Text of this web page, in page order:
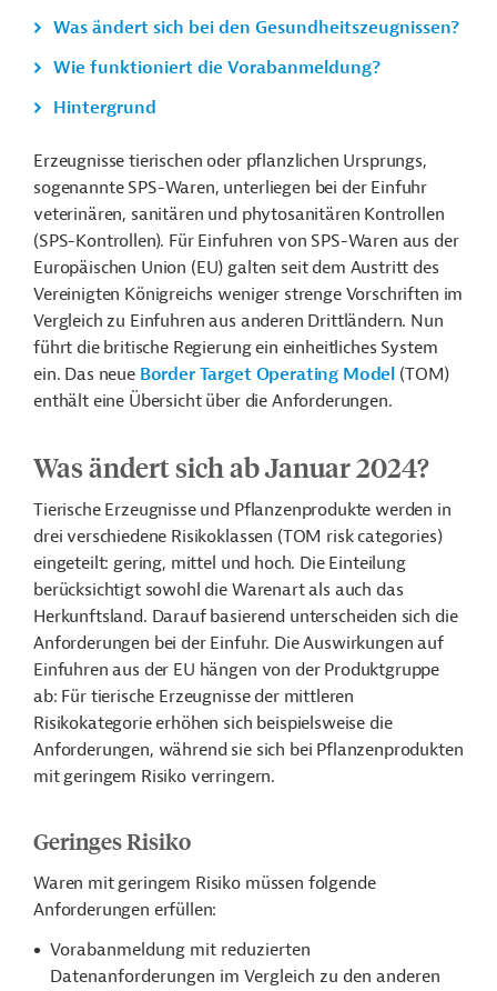
Was ändert sich bei den Gesundheitszeugnissen?
Wie funktioniert die Vorabanmeldung?
Hintergrund
Erzeugnisse tierischen oder pflanzlichen Ursprungs,
sogenannte SPS-Waren, unterliegen bei der Einfuhr
veterinären, sanitären und phytosanitären Kontrollen
(SPS-Kontrollen). Für Einfuhren von SPS-Waren aus der
Europäischen Union (EU) galten seit dem Austritt des
Vereinigten Königreichs weniger strenge Vorschriften im
Vergleich zu Einfuhren aus anderen Drittländern. Nun
führt die britische Regierung ein einheitliches System
ein. Das neue Border Target Operating Model (TOM)
enthält eine Übersicht über die Anforderungen.
Was ändert sich ab Januar 2024?
Tierische Erzeugnisse und Pflanzenprodukte werden in
drei verschiedene Risikoklassen (TOM risk categories)
eingeteilt: gering, mittel und hoch. Die Einteilung
berücksichtigt sowohl die Warenart als auch das
Herkunftsland. Darauf basierend unterscheiden sich die
Anforderungen bei der Einfuhr. Die Auswirkungen auf
Einfuhren aus der EU hängen von der Produktgruppe
ab: Für tierische Erzeugnisse der mittleren
Risikokategorie erhöhen sich beispielsweise die
Anforderungen, während sie sich bei Pflanzenprodukten
mit geringem Risiko verringern.
Geringes Risiko
Waren mit geringem Risiko müssen folgende
Anforderungen erfüllen:
Vorabanmeldung mit reduzierten
Datenanforderungen im Vergleich zu den anderen